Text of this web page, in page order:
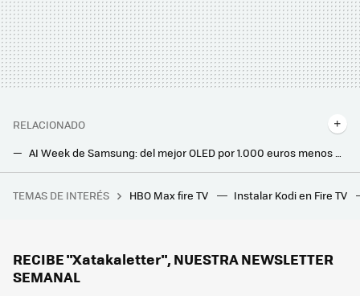
RELACIONADO
Todos los televisores OLED de Samsung para 2026 y sus principales características y diferencias
El mapa definitivo del eclipse del 12 de agosto: consulta aquí la duración y la previsión en cada municipio de España
TEMAS DE INTERÉS HBO Max fire TV Instalar Kodi en Fire TV
RECIBE "Xatakaletter", NUESTRA NEWSLETTER
SEMANAL